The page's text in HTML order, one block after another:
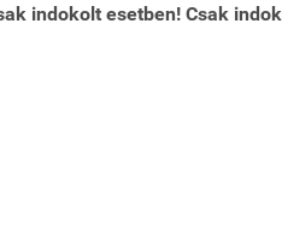
indokolt esetben! Csak